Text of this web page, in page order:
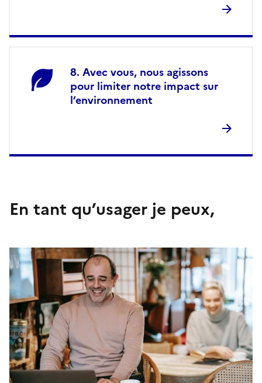
Avec vous, nous agissons
pour limiter notre impact sur
l’environnement
En tant qu’usager je peux,